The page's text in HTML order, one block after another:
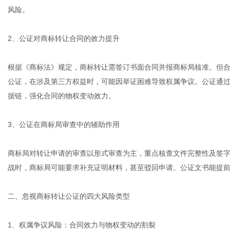
风险。
2、公证对商标转让合同的效力提升
根据《商标法》规定，商标转让需签订书面合同并报商标局核准。但
公证，在涉及第三方权益时，可能因举证困难导致权属争议。公证通
据链，强化合同的物权变动效力。
3、公证在商标局审查中的辅助作用
商标局对转让申请的审查以形式审查为主，重点核查文件完整性及签
战时，商标局可能要求补充证明材料，甚至驳回申请。公证文书能提
二、忽视商标转让公证的四大风险类型
1、权属争议风险：合同效力与物权变动的割裂